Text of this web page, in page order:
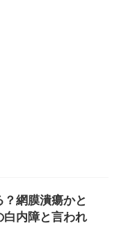
？網膜潰瘍かと
白内障と言われ